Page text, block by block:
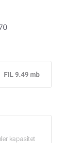
kapasitet